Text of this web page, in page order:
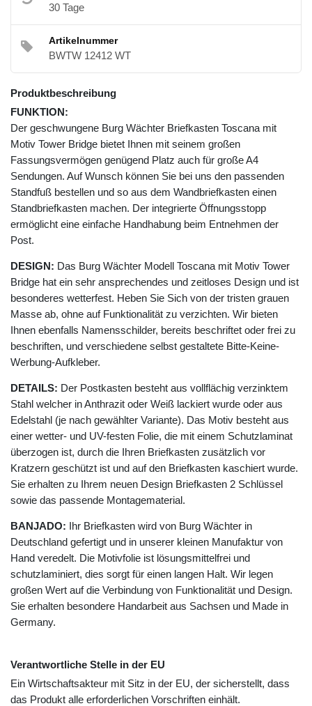
30 Tage
Artikelnummer
BWTW 12412 WT
Produktbeschreibung
FUNKTION:
Der geschwungene Burg Wächter Briefkasten Toscana mit
Motiv Tower Bridge bietet Ihnen mit seinem großen
Fassungsvermögen genügend Platz auch für große A4
Sendungen. Auf Wunsch können Sie bei uns den passenden
Standfuß bestellen und so aus dem Wandbriefkasten einen
Standbriefkasten machen. Der integrierte Öffnungsstopp
ermöglicht eine einfache Handhabung beim Entnehmen der
Post.
DESIGN: Das Burg Wächter Modell Toscana mit Motiv Tower
Bridge hat ein sehr ansprechendes und zeitloses Design und ist
besonderes wetterfest. Heben Sie Sich von der tristen grauen
Masse ab, ohne auf Funktionalität zu verzichten. Wir bieten
Ihnen ebenfalls Namensschilder, bereits beschriftet oder frei zu
beschriften, und verschiedene selbst gestaltete Bitte-Keine-
Werbung-Aufkleber.
DETAILS: Der Postkasten besteht aus vollflächig verzinktem
Stahl welcher in Anthrazit oder Weiß lackiert wurde oder aus
Edelstahl (je nach gewählter Variante). Das Motiv besteht aus
einer wetter- und UV-festen Folie, die mit einem Schutzlaminat
überzogen ist, durch die Ihren Briefkasten zusätzlich vor
Kratzern geschützt ist und auf den Briefkasten kaschiert wurde.
Sie erhalten zu Ihrem neuen Design Briefkasten 2 Schlüssel
sowie das passende Montagematerial.
BANJADO: Ihr Briefkasten wird von Burg Wächter in
Deutschland gefertigt und in unserer kleinen Manufaktur von
Hand veredelt. Die Motivfolie ist lösungsmittelfrei und
schutzlaminiert, dies sorgt für einen langen Halt. Wir legen
großen Wert auf die Verbindung von Funktionalität und Design.
Sie erhalten besondere Handarbeit aus Sachsen und Made in
Germany.
Verantwortliche Stelle in der EU
Ein Wirtschaftsakteur mit Sitz in der EU, der sicherstellt, dass
das Produkt alle erforderlichen Vorschriften einhält.